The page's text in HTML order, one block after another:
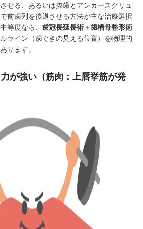
せる、あるいは抜歯とアンカースクリュ
で前歯列を後退させる方法が主な治療選択
等度なら、 歯冠長延長術＋歯槽骨整形術
ライン（歯ぐきの見える位置）を物理的
ります。
が強い（筋肉：上唇挙筋が発